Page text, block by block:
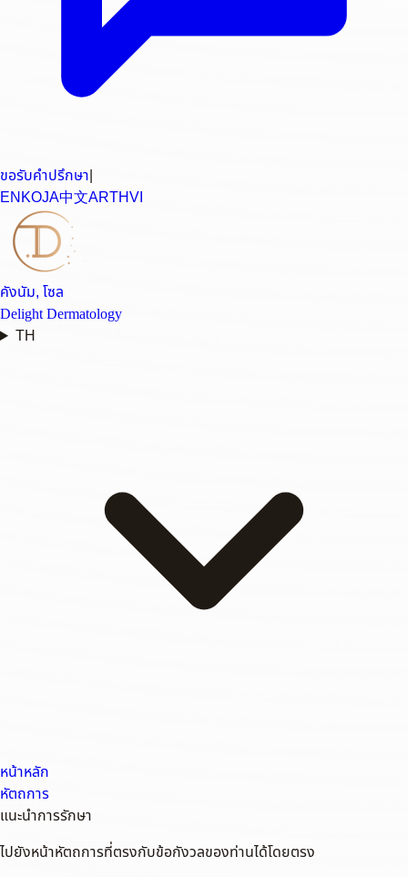
ขอรับคำปรึกษา|
ENKOJA中文ARTHVI
คังนัม, โซล
Delight Dermatology
TH
หน้าหลัก
หัตถการ
แนะนำการรักษา
ไปยังหน้าหัตถการที่ตรงกับข้อกังวลของท่านได้โดยตรง